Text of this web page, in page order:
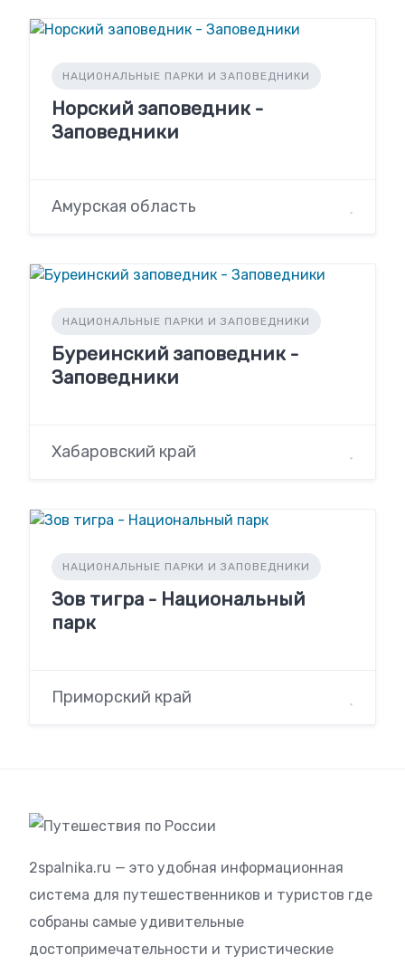
НАЦИОНАЛЬНЫЕ ПАРКИ И ЗАПОВЕДНИКИ
Норский заповедник -
Заповедники
Амурская область
НАЦИОНАЛЬНЫЕ ПАРКИ И ЗАПОВЕДНИКИ
Буреинский заповедник -
Заповедники
Хабаровский край
НАЦИОНАЛЬНЫЕ ПАРКИ И ЗАПОВЕДНИКИ
Зов тигра - Национальный
парк
Приморский край
2spalnika.ru — это удобная информационная
система для путешественников и туристов где
собраны самые удивительные
достопримечательности и туристические